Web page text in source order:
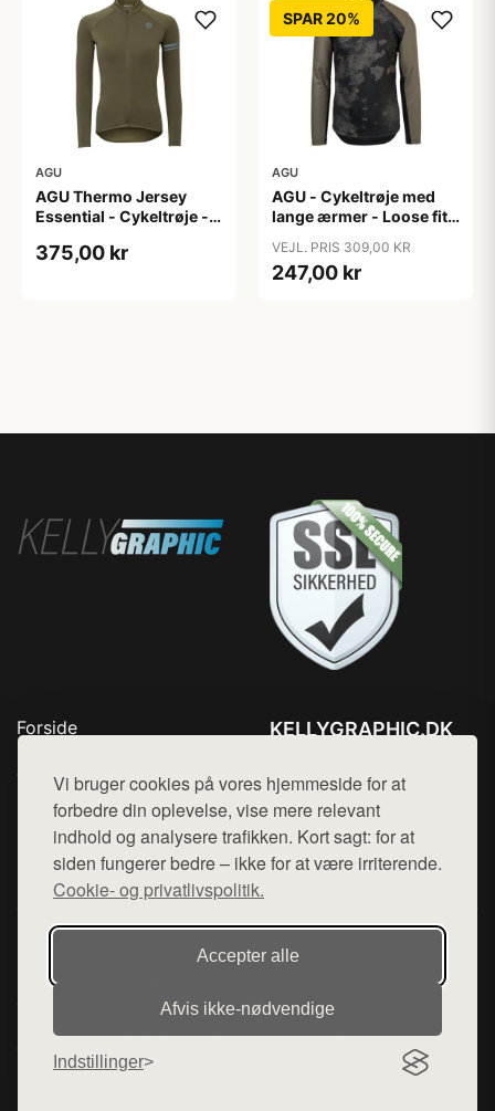
Vi bruger cookies på vores hjemmeside for at
forbedre din oplevelse, vise mere relevant
indhold og analysere trafikken. Kort sagt: for at
siden fungerer bedre – ikke for at være irriterende.
Cookie- og privatlivspolitik.
Accepter alle
Afvis ikke‑nødvendige
Indstillinger
AGU
AGU Thermo Jersey
Essential - Cykeltrøje -
XXL
375,00 kr
SPAR 20%
AGU
AGU - Cykeltrøje med
lange ærmer - Loose fit -
VEJL. PRIS 309,00 KR
247,00 kr
Forside
Top Rabatter
Blog
Kontakt
KELLYGRAPHIC.DK
Mail: hej@want.dk
Cookie- og privatlivspolitik
Denne side er en del af want.dk, der udgiver en række
hjemmesider med præsentation af forskellige produkter fra
diverse webshops. Der sælges ikke varer fra denne side - vi
varerne på lager.